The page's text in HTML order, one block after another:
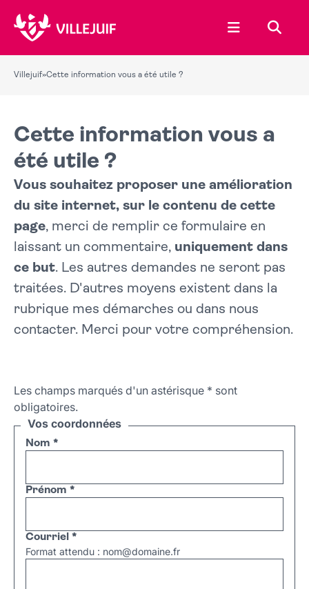
Ouvrir le
Villejuif»Cette information vous a été utile ?
Cette information vous a
été utile ?
Vous souhaitez proposer une amélioration
du site internet, sur le contenu de cette
page, merci de remplir ce formulaire en
laissant un commentaire, uniquement dans
ce but. Les autres demandes ne seront pas
traitées. D'autres moyens existent dans la
rubrique mes démarches ou dans nous
contacter. Merci pour votre compréhension.
Les champs marqués d'un astérisque * sont
obligatoires.
Vos coordonnées
Nom *
Prénom *
Courriel *
Format attendu : nom@domaine.fr